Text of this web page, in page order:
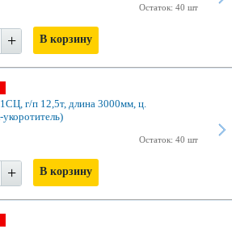
Остаток: 40 шт
+ В корзину
г/п 12,5т, длина 3000мм, ц.
Остаток: 40 шт
+ В корзину